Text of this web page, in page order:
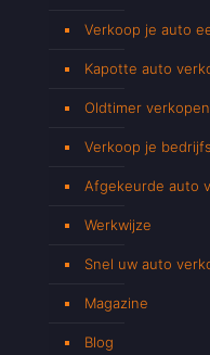
Verkoop je auto
Kapotte auto
Oldtimer verkopen
Verkoop je
Afgekeurde auto
Werkwijze
Snel uw auto
Magazine
Blog